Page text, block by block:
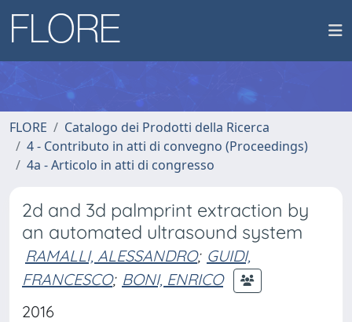
FLORE
Catalogo dei Prodotti della Ricerca
4 - Contributo in atti di convegno (Proceedings)
4a - Articolo in atti di congresso
2d and 3d palmprint extraction by
an automated ultrasound system
RAMALLI, ALESSANDRO; GUIDI,
FRANCESCO; BONI, ENRICO
2016